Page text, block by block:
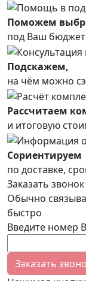
Поможем
под Ваш бюджет
Подскажем,
на чём можно
Рассчитаем
и итоговую
Сориентируем
по доставке,
Заказать звонок
Обычно
быстро
Введите номер
Заказать